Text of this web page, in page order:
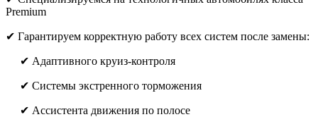
Premium
✔ Гарантируем корректную работу всех систем после замены:
✔ Адаптивного круиз-контроля
✔ Системы экстренного торможения
✔ Ассистента движения по полосе